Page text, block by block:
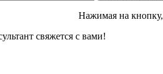
Нажимая на кнопку,
свяжется с вами!